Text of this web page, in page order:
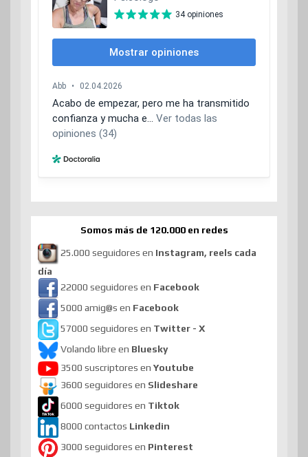
Somos más de 120.000 en redes
25.000 seguidores en Instagram, reels cada
día
22000 seguidores en Facebook
5000 amig@s en Facebook
57000 seguidores en Twitter - X
Volando libre en Bluesky
3500 suscriptores en Youtube
3600 seguidores en Slideshare
6000 seguidores en Tiktok
8000 contactos Linkedin
3000 seguidores en Pinterest